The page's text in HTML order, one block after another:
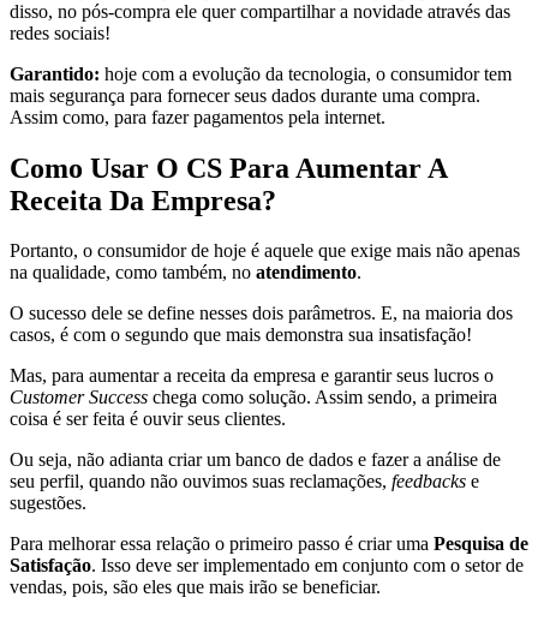
disso, no pós-compra ele quer compartilhar a novidade através das
redes sociais!
Garantido: hoje com a evolução da tecnologia, o consumidor tem
mais segurança para fornecer seus dados durante uma compra.
Assim como, para fazer pagamentos pela internet.
Como Usar O CS Para Aumentar A
Receita Da Empresa?
Portanto, o consumidor de hoje é aquele que exige mais não apenas
na qualidade, como também, no atendimento.
O sucesso dele se define nesses dois parâmetros. E, na maioria dos
casos, é com o segundo que mais demonstra sua insatisfação!
Mas, para aumentar a receita da empresa e garantir seus lucros o
Customer Success chega como solução. Assim sendo, a primeira
coisa é ser feita é ouvir seus clientes.
Ou seja, não adianta criar um banco de dados e fazer a análise de
seu perfil, quando não ouvimos suas reclamações, feedbacks e
sugestões.
Para melhorar essa relação o primeiro passo é criar uma Pesquisa de
Satisfação. Isso deve ser implementado em conjunto com o setor de
vendas, pois, são eles que mais irão se beneficiar.